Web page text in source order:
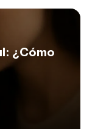
¿Cómo